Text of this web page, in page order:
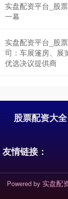
实盘配资平台_股
一幕
实盘配资平台_股
司：车展篷房、展
优选决议提供商
股票配资大全
友情链接：
Powered by 实盘配